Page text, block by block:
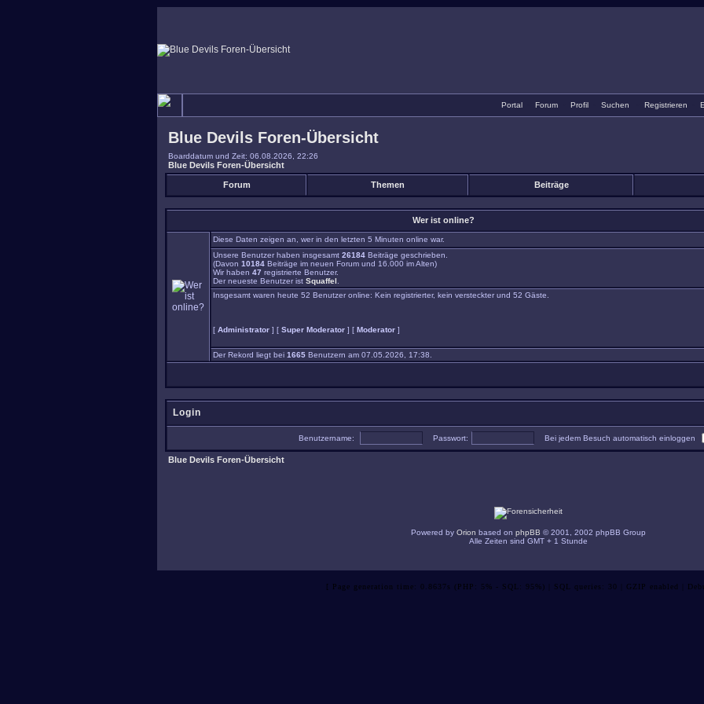
Portal Forum Profil Suchen Registrieren
Blue Devils Foren-Übersicht
Boarddatum und Zeit: 06.08.2026, 22:26
Blue Devils Foren-Übersicht
Forum Themen Beiträge
Wer ist online?
Diese Daten zeigen an, wer in den letzten 5 Minuten online war.
Unsere Benutzer haben insgesamt 26184 Beiträge geschrieben.
(Davon 10184 Beiträge im neuen Forum und 16.000 im Alten)
Wir haben 47 registrierte Benutzer.
Der neueste Benutzer ist Squaffel
Insgesamt waren heute 52 Benutzer online: Kein registrierter, kein versteckter und 52 Gäste.
[ Administrator ] [ Super Moderator ] [ Moderator ]
Der Rekord liegt bei 1665 Benutzern am 07.05.2026, 17:38.
Login
Benutzername: Passwort: Bei jedem Besuch automatisch einloggen
Blue Devils Foren-Übersicht
Powered by Orion based on phpBB © 2001, 2002 phpBB Group
Alle Zeiten sind GMT + 1 Stunde
[ Page generation time: 0.8637s (PHP: 5% - SQL: 95%) | SQL queries: 30 | GZIP enabled |